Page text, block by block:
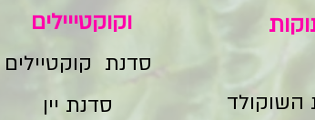
וקוקטייילים
סדנת קוקטיילים
סדנת יין